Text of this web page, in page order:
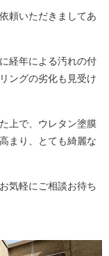
頼いただきましてあ
経年による汚れの付
ングの劣化も見受け
上で、ウレタン塗膜
まり、とても綺麗な
気軽にご相談お待ち